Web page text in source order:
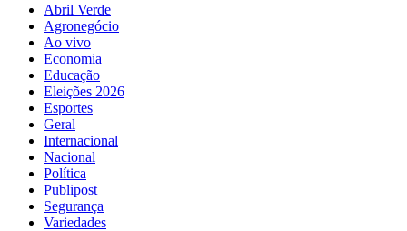
Abril Verde
Agronegócio
Ao vivo
Economia
Educação
Eleições 2026
Esportes
Geral
Internacional
Nacional
Política
Publipost
Segurança
Variedades